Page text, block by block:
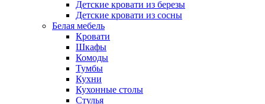
Детские кровати из березы
Детские кровати из сосны
Белая мебель
Кровати
Шкафы
Комоды
Тумбы
Кухни
Кухонные столы
Стулья